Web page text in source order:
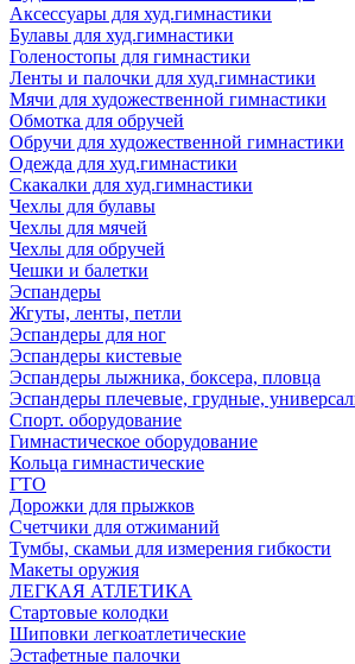
Аксессуары для худ.гимнастики
Булавы для худ.гимнастики
Голеностопы для гимнастики
Ленты и палочки для худ.гимнастики
Мячи для художественной гимнастики
Обмотка для обручей
Обручи для художественной гимнастики
Одежда для худ.гимнастики
Скакалки для худ.гимнастики
Чехлы для булавы
Чехлы для мячей
Чехлы для обручей
Чешки и балетки
Эспандеры
Жгуты, ленты, петли
Эспандеры для ног
Эспандеры кистевые
Эспандеры лыжника, боксера, пловца
Эспандеры плечевые, грудные,
Спорт. оборудование
Гимнастическое оборудование
Кольца гимнастические
ГТО
Дорожки для прыжков
Счетчики для отжиманий
Тумбы, скамьи для измерения гибкости
Макеты оружия
ЛЕГКАЯ АТЛЕТИКА
Стартовые колодки
Шиповки легкоатлетические
Эстафетные палочки